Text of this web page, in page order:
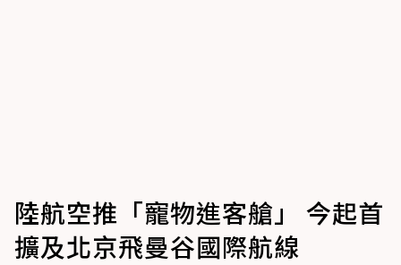
陸航空推「寵物進客艙」 今起首
擴及北京飛曼谷國際航線